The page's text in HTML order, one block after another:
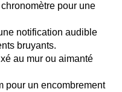
pour une
notification audible
bruyants.
au mur ou aimanté
pour un encombrement